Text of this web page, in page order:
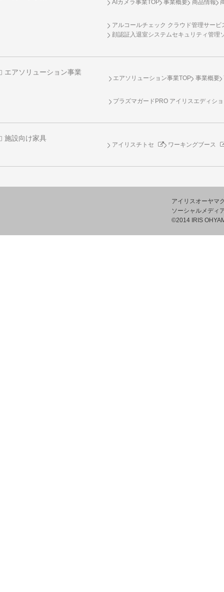
AIカメラ事業TOP 事業概要 商品情報
アルコールチェック クラウド管理サービ
顔認証入退室システムセキュリティ管理
エアソリューション事業
エアソリューション事業TOP 事業概要
プラズマガードPRO アイリスエディシ
施設向け家具
アイリスチトセ ワーキングブース
アイリスオーヤマ
ソーシャルメディ
©2014 IRIS